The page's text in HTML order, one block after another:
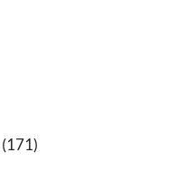
(171)